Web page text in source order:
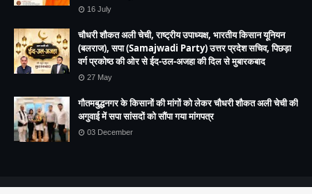
16 July
चौधरी शौकत अली चेची, राष्ट्रीय उपाध्यक्ष, भारतीय किसान यूनियन
(बलराज), सपा (Samajwadi Party) उत्तर प्रदेश सचिव, पिछड़ा
वर्ग प्रकोष्ठ की ओर से ईद-उल-अजहा की दिल से मुबारकबाद
27 May
गौतमबुद्धनगर के किसानों की मांगों को लेकर चौधरी शौकत अली चेची की
अगुवाई में सपा सांसदों को सौंपा गया मांगपत्र
03 December